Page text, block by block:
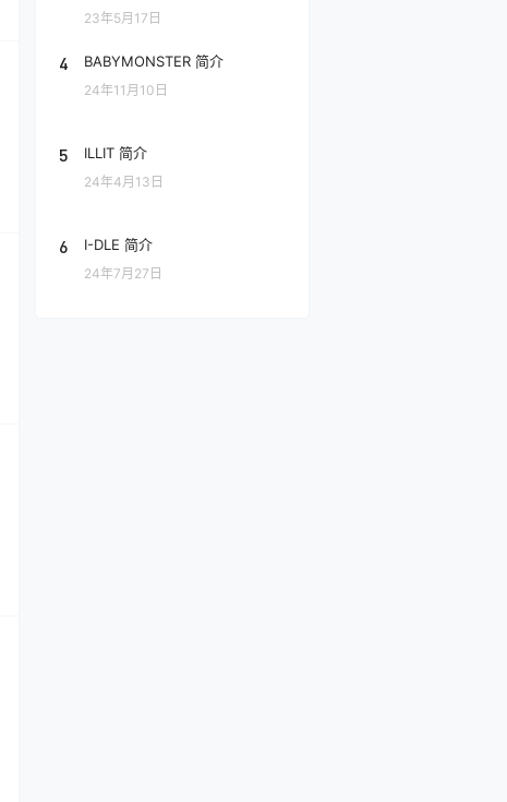
23年5月17日
4 BABYMONSTER 简介
24年11月10日
5 ILLIT 简介
24年4月13日
6 I-DLE 简介
24年7月27日